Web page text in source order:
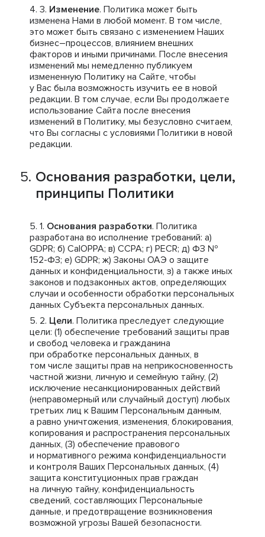
Изменение. Политика может быть
изменена Нами в любой момент. В том числе,
это может быть связано с изменением Наших
бизнес–процессов, влиянием внешних
факторов и иными причинами. После внесения
изменений мы немедленно публикуем
измененную Политику на Сайте, чтобы
у Вас была возможность изучить ее в новой
редакции. В том случае, если Вы продолжаете
использование Сайта после внесения
изменений в Политику, мы безусловно считаем,
что Вы согласны с условиями Политики в новой
редакции.
Основания разработки, цели,
принципы Политики
Основания разработки. Политика
разработана во исполнение требований: a)
GDPR; б) CalOPPA; в) CCPA; г) PECR; д) ФЗ №
152-ФЗ; е) GDPR; ж) Законы ОАЭ о защите
данных и конфиденциальности, з) а также иных
законов и подзаконных актов, определяющих
случаи и особенности обработки персональных
данных Субъекта персональных данных.
Цели. Политика преследует следующие
цели: (1) обеспечение требований защиты прав
и свобод человека и гражданина
при обработке персональных данных, в
том числе защиты прав на неприкосновенность
частной жизни, личную и семейную тайну, (2)
исключение несанкционированных действий
(неправомерный или случайный доступ) любых
третьих лиц к Вашим Персональным данным,
а равно уничтожения, изменения, блокирования,
копирования и распространения персональных
данных, (3) обеспечение правового
и нормативного режима конфиденциальности
и контроля Ваших Персональных данных, (4)
защита конституционных прав граждан
на личную тайну, конфиденциальность
сведений, составляющих Персональные
данные, и предотвращение возникновения
возможной угрозы Вашей безопасности.